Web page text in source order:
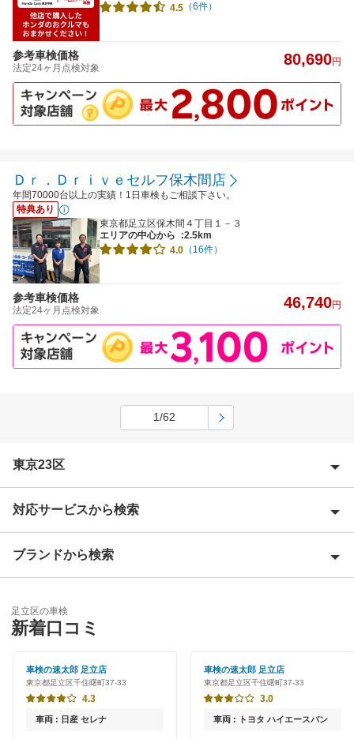
4.5 （6件）
参考車検価格
法定24ヶ月点検対象 80,690円
Ｄｒ．Ｄｒｉｖｅセルフ保木間店
年間70000台以上の実績！1日車検もご相談下さい。
特典あり
東京都足立区保木間４丁目１－３
エリアの中心から
:2.5km
4.0 （16件）
参考車検価格
法定24ヶ月点検対象 46,740円
1/62
東京23区
荒川区
江戸川区
大田区
葛飾区
北区
江東区
対応サービスから検索
Award 受賞店
特典あり
新車初回割りあり
早割りあり
ブランドから検索
「車検の速太郎」
アップル車検
オートバックス
足立区の車検
新着口コミ
車検の速太郎 足立店
東京都足立区千住曙町37-33
4.3
車両 : 日産 セレナ
車検の速太郎 足立店
東京都足立区千住曙町37-33
3.0
車両 : トヨタ ハイエースバン